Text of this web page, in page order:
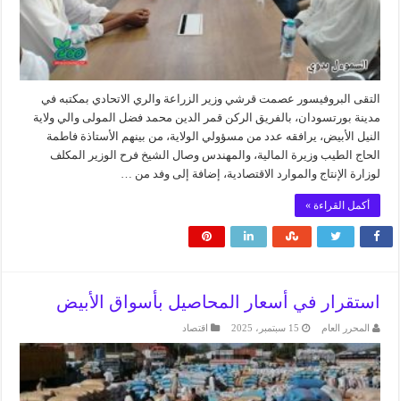
التقى البروفيسور عصمت قرشي وزير الزراعة والري الاتحادي بمكتبه في
مدينة بورتسودان، بالفريق الركن قمر الدين محمد فضل المولى والي ولاية
النيل الأبيض، يرافقه عدد من مسؤولي الولاية، من بينهم الأستاذة فاطمة
الحاج الطيب وزيرة المالية، والمهندس وصال الشيخ فرح الوزير المكلف
لوزارة الإنتاج والموارد الاقتصادية، إضافة إلى وفد من …
أكمل القراءة »
استقرار في أسعار المحاصيل بأسواق الأبيض
المحرر العام 15 سبتمبر، 2025 اقتصاد